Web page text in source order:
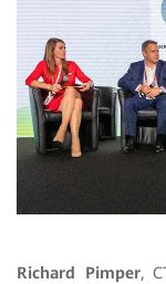
Richard Pimper,